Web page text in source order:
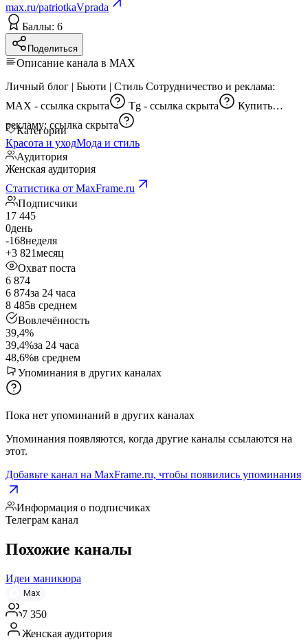
max.ru/patriotkaVprada
Баллы: 6
Поделиться
Описание канала в MAX
Личный блог | Бьюти | Стиль Сотрудничество и реклама:
MAX - ссылка скрыта Tg - ссылка скрыта
рекламу: ссылка скрыта
Категории
Красота и уходМода и стиль
Аудитория
Женская аудитория
Статистика от MaxFrame.ru
Подписчики
17 445
0день
-168неделя
+3 821месяц
Охват поста
6 874
6 874за 24 часа
8 485в среднем
Вовлечённость
39,4%
39,4%за 24 часа
48,6%в среднем
Упоминания в других каналах
Пока нет упоминаний в других каналах
Упоминания появляются, когда другие каналы ссылаются на
этот.
Добавьте канал на MaxFrame.ru, чтобы появились упоминания
Информация о подписчиках
Телеграм канал
Похожие каналы
Идеи маникюра
Max
7 350
Женская аудитория